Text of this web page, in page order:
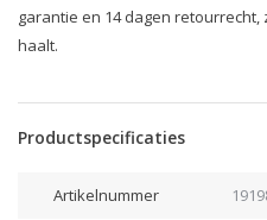
garantie en 14 dagen
haalt.
Productspecificaties
Artikelnummer